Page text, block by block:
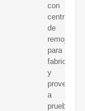
con
centrífuga
de
remojo
para
fabricantes
y
a
prueba